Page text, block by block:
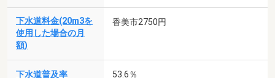
下水道料金(20m3を
使用した場合の月
額)
香美市2750円
下水道普及率 53.6％